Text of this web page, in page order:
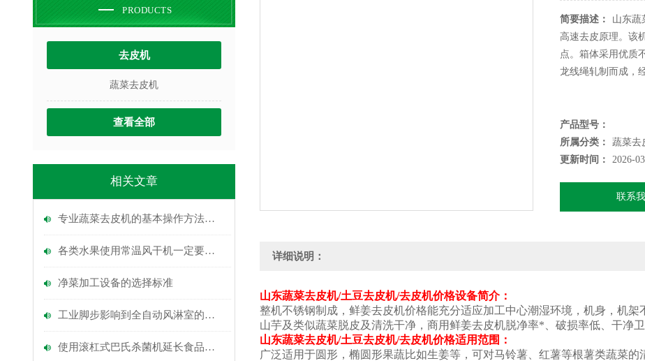
PRODUCTS
去皮机
蔬菜去皮机
查看全部
相关文章
专业蔬菜去皮机的基本操作方法介绍
各类水果使用常温风干机一定要按步骤行动
净菜加工设备的选择标准
工业脚步影响到全自动风淋室的使用
使用滚杠式巴氏杀菌机延长食品保质期
简要描述：
山东蔬
高速去皮原理。该
点。箱体采用优质
龙线绳轧制而成，
产品型号：
所属分类：
蔬菜去
更新时间：
2026-
联系
详细说明：
山东蔬菜去皮机/土豆去皮机/去皮机价格设备简介：
整机不锈钢制成，鲜姜去皮机价格能充分适应加工中心潮湿环境，机身，机架
山芋及类似蔬菜脱皮及清洗干净，商用鲜姜去皮机脱净率*、破损率低、干净
山东蔬菜去皮机/土豆去皮机/去皮机价格适用范围：
广泛适用于圆形，椭圆形果蔬比如生姜等，可对马铃薯、红薯等根薯类蔬菜的